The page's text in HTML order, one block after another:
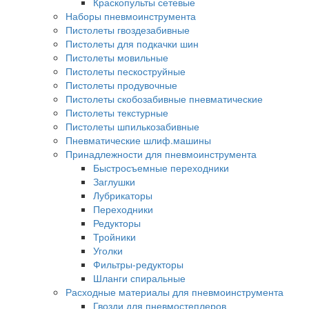
Наборы пневмоинструмента
Пистолеты гвоздезабивные
Пистолеты для подкачки шин
Пистолеты мовильные
Пистолеты пескоструйные
Пистолеты продувочные
Пистолеты скобозабивные пневматические
Пистолеты текстурные
Пистолеты шпилькозабивные
Пневматические шлиф.машины
Принадлежности для пневмоинструмента
Быстросъемные переходники
Заглушки
Лубрикаторы
Переходники
Редукторы
Тройники
Уголки
Фильтры-редукторы
Шланги спиральные
Расходные материалы для пневмоинструмента
Гвозди для пневмостеплеров